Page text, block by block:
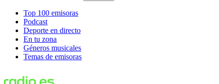
Top 100 emisoras
Podcast
Deporte en directo
En tu zona
Géneros musicales
Temas de emisoras